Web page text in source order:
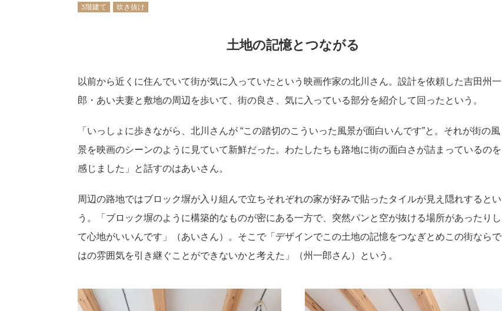
3階建て 吹き抜け
土地の記憶とつながる
以前から近くに住んでいて街が気に入っていたという映画作家の北川さん。設計を依頼した吉田州一
郎・あい夫妻と敷地の周辺を歩いて、街の良さ、気に入っている部分を紹介して回ったという。
「いっしょに歩きながら、北川さんが “この踏切のこういった風景が面白いんです”と。それが街の風
景を映画のシーンのように見ていて新鮮だった。わたしたちも路地に街の面白さが詰まっているのを
感じました」と話すのはあいさん。
周辺の路地ではブロック塀が入り組んで立ちそれぞれの家が好みで貼ったタイルが見え隠れするとい
う。「ブロック塀のように構築的なものが密にある一方で、突然パンと空が抜ける場所があったりし
て心地がいいんです」（あいさん）。そこで「デザインでこの土地の記憶をつなぎとめこの街ならで
はの雰囲気を引き継ぐことができないかと考えた」（州一郎さん）という。